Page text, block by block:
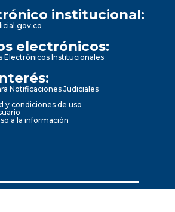
institucional:
electrónicos:
Electrónicos Institucionales
Notificaciones Judiciales
y condiciones de uso
a la información